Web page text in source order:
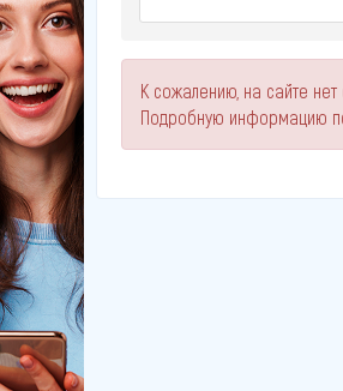
К сожалению, на сайте
Подробную информацию